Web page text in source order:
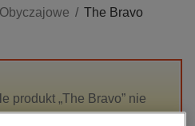
gospodarka
Obyczajowe The Bravo
produkt „The Bravo” nie